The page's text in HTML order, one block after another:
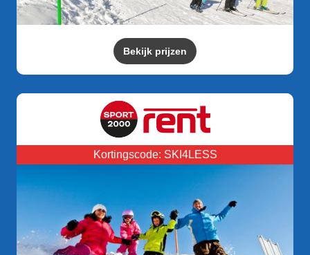
Bekijk prijzen
Kortingscode: SKI4LESS